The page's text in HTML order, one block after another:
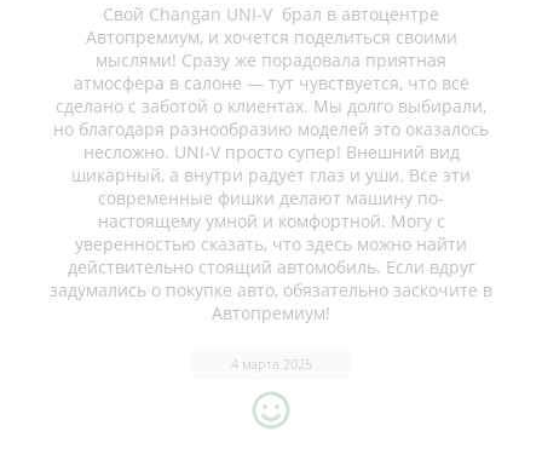
Свой Changan UNI-V брал в автоцентре
Автопремиум, и хочется поделиться своими
мыслями! Сразу же порадовала приятная
атмосфера в салоне — тут чувствуется, что всё
сделано с заботой о клиентах. Мы долго выбирали,
но благодаря разнообразию моделей это оказалось
несложно. UNI-V просто супер! Внешний вид
шикарный, а внутри радует глаз и уши. Все эти
современные фишки делают машину по-
настоящему умной и комфортной. Могу с
уверенностью сказать, что здесь можно найти
действительно стоящий автомобиль. Если вдруг
задумались о покупке авто, обязательно заскочите в
Автопремиум!
4 марта 2025